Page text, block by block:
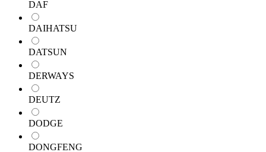
DAF
DAIHATSU
DATSUN
DERWAYS
DEUTZ
DODGE
DONGFENG